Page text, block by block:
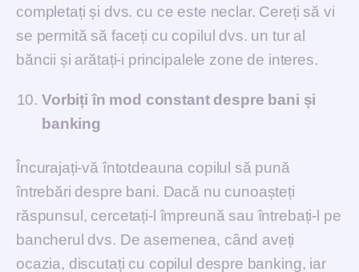
completați și dvs. cu ce este neclar. Cereți să vi
se permită să faceți cu copilul dvs. un tur al
băncii și arătați-i principalele zone de interes.
Vorbiți în mod constant despre bani și
banking
Încurajați-vă întotdeauna copilul să pună
întrebări despre bani. Dacă nu cunoașteți
răspunsul, cercetați-l împreună sau întrebați-l pe
bancherul dvs. De asemenea, când aveți
ocazia, discutați cu copilul despre banking, iar